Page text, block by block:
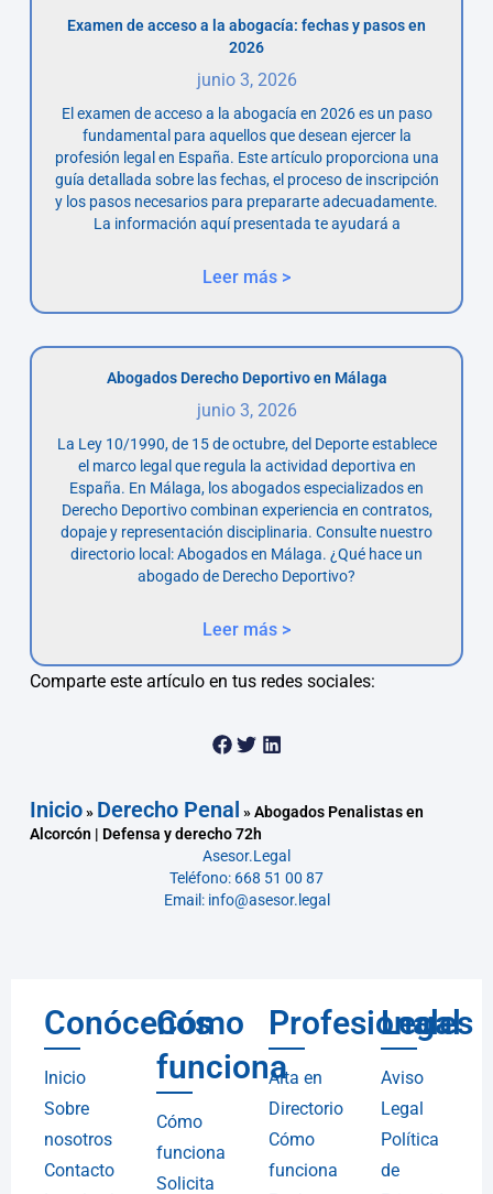
Examen de acceso a la abogacía: fechas y pasos en
2026
junio 3, 2026
El examen de acceso a la abogacía en 2026 es un paso
fundamental para aquellos que desean ejercer la
profesión legal en España. Este artículo proporciona una
guía detallada sobre las fechas, el proceso de inscripción
y los pasos necesarios para prepararte adecuadamente.
La información aquí presentada te ayudará a
Leer más >
Abogados Derecho Deportivo en Málaga
junio 3, 2026
La Ley 10/1990, de 15 de octubre, del Deporte establece
el marco legal que regula la actividad deportiva en
España. En Málaga, los abogados especializados en
Derecho Deportivo combinan experiencia en contratos,
dopaje y representación disciplinaria. Consulte nuestro
directorio local: Abogados en Málaga. ¿Qué hace un
abogado de Derecho Deportivo?
Leer más >
Comparte este artículo en tus redes sociales:
Inicio» Derecho Penal »Abogados Penalistas en
Alcorcón | Defensa y derecho 72h
Asesor.Legal
Teléfono: 668 51 00 87
Email: info@asesor.legal
Conócenos
Inicio
Sobre
nosotros
Contacto
Cómo
funciona
Cómo
funciona
Solicita
Profesionales
Alta en
Directorio
Cómo
funciona
Legal
Aviso
Legal
Política
de